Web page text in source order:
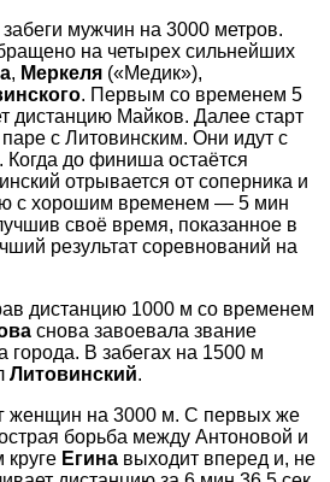
мужчин на 3000 метров.
на четырех сильнейших
, Меркеля («Медик»),
. Первым со временем 5
дистанцию Майков. Далее старт
с Литовинским. Они идут с
до финиша остаётся
отрывается от соперника и
с хорошим временем — 5 мин
своё время, показанное в
результат соревнований на
дистанцию 1000 м со временем
снова завоевала звание
города. В забегах на 1500 м
Литовинский.
женщин на 3000 м. С первых же
борьба между Антоновой и
круге Егина выходит вперед и, не